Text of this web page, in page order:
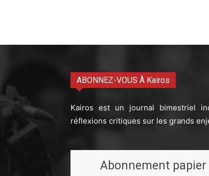
ABONNEZ-VOUS À Kairos
Kairos est un journal bimestriel
réflexions critiques sur les grands
Abonnement papier